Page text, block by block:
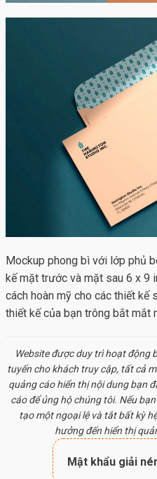
Mockup phong bì với lớp phủ
kế mặt trước và mặt sau 6 x 9
cách hoàn mỹ cho các thiết kế
thiết kế của bạn trông bắt mắt
Website được duy trì hoạt động
tuyến cho khách truy cập, tất cả
quảng cáo hiển thị nội dung bạn
cáo để ủng hộ chúng tôi. Nếu
tạo một ngoại lệ và tắt bất kỳ
hưởng đến hiển thị
Mật khẩu giải